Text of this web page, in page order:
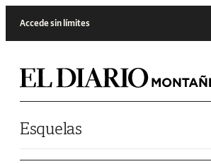
Accede sin límites
Esquelas